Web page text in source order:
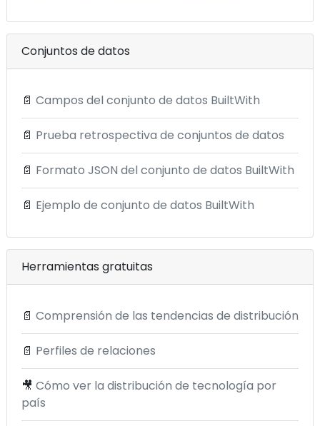
Conjuntos de datos
📄 Campos del conjunto de datos BuiltWith
📄 Prueba retrospectiva de conjuntos de datos
📄 Formato JSON del conjunto de datos BuiltWith
📄 Ejemplo de conjunto de datos BuiltWith
Herramientas gratuitas
📄 Comprensión de las tendencias de distribución
📄 Perfiles de relaciones
🎥 Cómo ver la distribución de tecnología por
país